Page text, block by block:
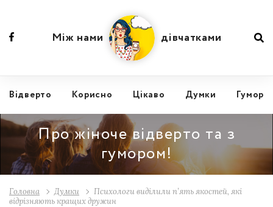
Відвертo Корисно Цікаво Думки Гумор
Між нами дівчатками
Про жіноче відверто та з
гумором!
Головна Думки
Психологи виділили п’ять якостей, які
відрізняють кращих дружин